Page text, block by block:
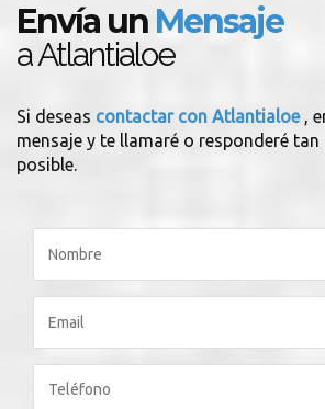
Envía un Mensaje
a Atlantialoe
Si deseas contactar con Atlantialoe ,
mensaje y te llamaré o responderé
posible.